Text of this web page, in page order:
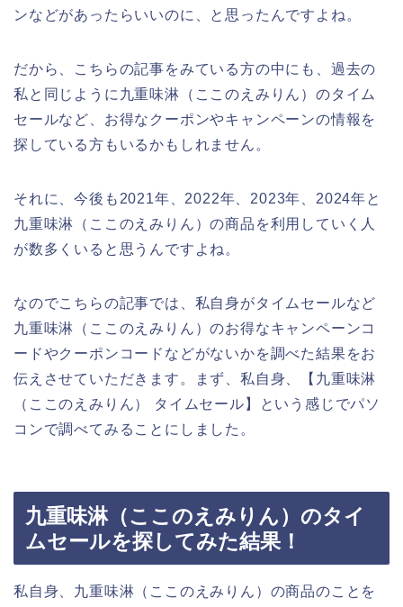
ンなどがあったらいいのに、と思ったんですよね。
だから、こちらの記事をみている方の中にも、過去の
私と同じように九重味淋（ここのえみりん）のタイム
セールなど、お得なクーポンやキャンペーンの情報を
探している方もいるかもしれません。
それに、今後も2021年、2022年、2023年、2024年と
九重味淋（ここのえみりん）の商品を利用していく人
が数多くいると思うんですよね。
なのでこちらの記事では、私自身がタイムセールなど
九重味淋（ここのえみりん）のお得なキャンペーンコ
ードやクーポンコードなどがないかを調べた結果をお
伝えさせていただきます。まず、私自身、【九重味淋
（ここのえみりん） タイムセール】という感じでパソ
コンで調べてみることにしました。
九重味淋（ここのえみりん）のタイ
ムセールを探してみた結果！
私自身、九重味淋（ここのえみりん）の商品のことを